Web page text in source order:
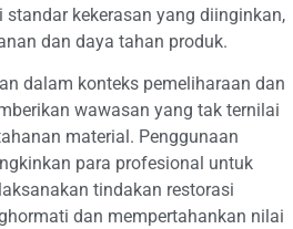
standar kekerasan yang diinginkan,
dan daya tahan produk.
dalam konteks pemeliharaan dan
wawasan yang tak ternilai
material. Penggunaan
para profesional untuk
tindakan restorasi
dan mempertahankan nilai